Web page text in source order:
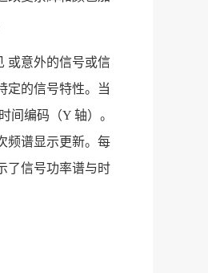
或意外的信号或信
定的信号特性。当
间编码（Y 轴）。
频谱显示更新。每
了信号功率谱与时